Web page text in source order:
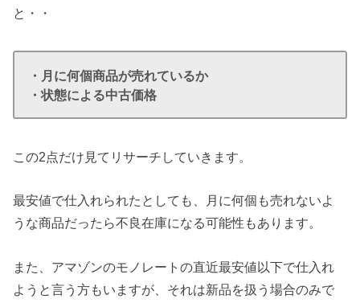
と・・
・月に何個商品が売れているか
・状態による中古価格
この2点だけ見てリサーチしていきます。
最安値で仕入れられたとしても、月に何個も売れないよ
うな商品だったら不良在庫になる可能性もあります。
また、アマゾンのモノレートの直近最安値以下で仕入れ
ようと言う方もいますが、それは新品を扱う場合のみで